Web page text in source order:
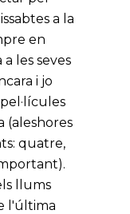
a la
en
les seves
i jo
(aleshores
quatre,
llums
l'última